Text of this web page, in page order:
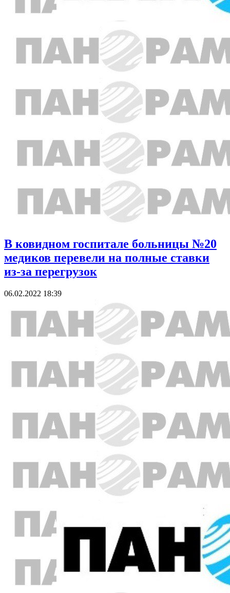
В ковидном госпитале больницы №20
медиков перевели на полные ставки
из-за перегрузок
06.02.2022 18:39